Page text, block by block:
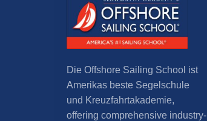
Die Offshore Sailing School ist
Amerikas beste Segelschule
und Kreuzfahrtakademie,
offering comprehensive industry-